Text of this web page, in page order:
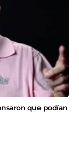
que podían